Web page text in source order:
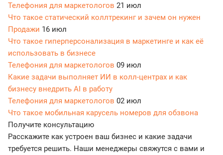
Телефония для маркетологов 21 июл
Что такое статический коллтрекинг и зачем он нужен
Продажи 16 июл
Что такое гиперперсонализация в маркетинге и как её
использовать в бизнесе
Телефония для маркетологов 09 июл
Какие задачи выполняет ИИ в колл-центрах и как
бизнесу внедрить AI в работу
Телефония для маркетологов 02 июл
Что такое мобильная карусель номеров для обзвона
Получите консультацию
Расскажите как устроен ваш бизнес и какие задачи
требуется решить. Наши менеджеры свяжутся с вами и